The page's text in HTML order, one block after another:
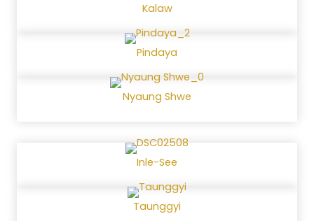
Kalaw
Pindaya
Nyaung Shwe
Inle-See
Taunggyi